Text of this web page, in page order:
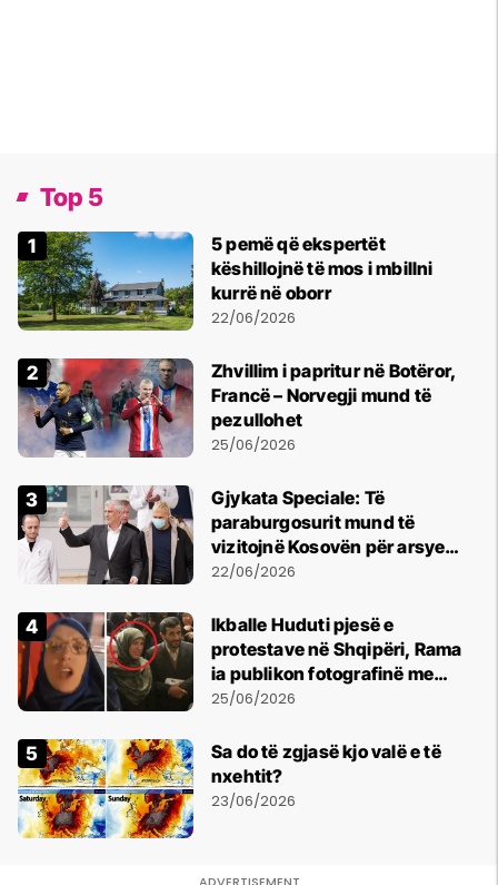
Top 5
5 pemë që ekspertët
këshillojnë të mos i mbillni
kurrë në oborr
22/06/2026
Zhvillim i papritur në Botëror,
Francë – Norvegji mund të
pezullohet
25/06/2026
​Gjykata Speciale: Të
paraburgosurit mund të
vizitojnë Kosovën për arsye
humanitare
22/06/2026
Ikballe Huduti pjesë e
protestave në Shqipëri, Rama
ia publikon fotografinë me
Ahmadinejadin e Iranit
25/06/2026
Sa do të zgjasë kjo valë e të
nxehtit?
23/06/2026